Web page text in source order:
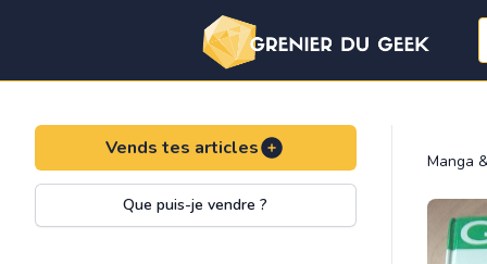
Vends tes articles
Que puis-je vendre ?
Manga